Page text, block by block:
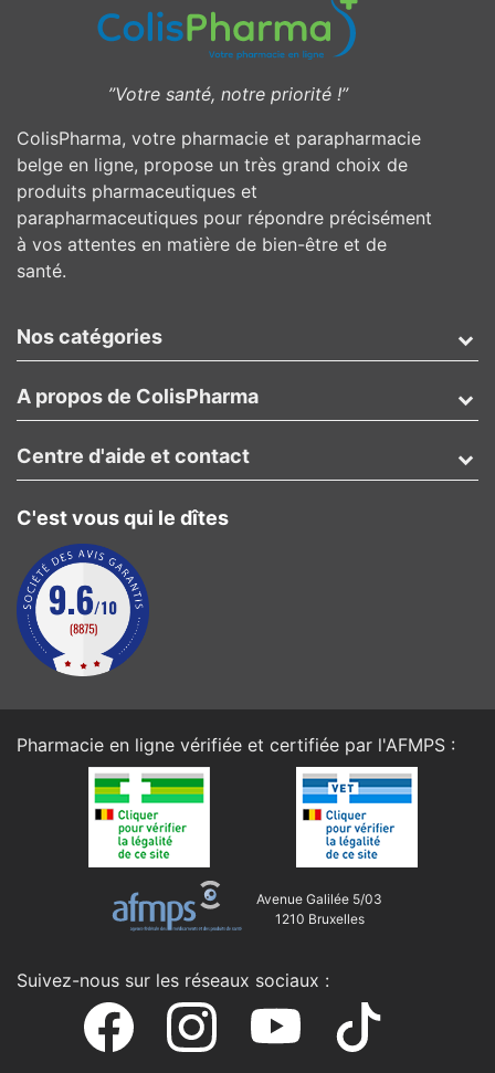
”Votre santé, notre priorité !”
ColisPharma, votre pharmacie et parapharmacie
belge en ligne, propose un très grand choix de
produits pharmaceutiques et
parapharmaceutiques pour répondre précisément
à vos attentes en matière de bien-être et de
santé.
Nos catégories
A propos de ColisPharma
C'est vous qui le dîtes
Centre d'aide et contact
Pharmacie en ligne vérifiée et certifiée par l'AFMPS :
Avenue Galilée 5/03
1210 Bruxelles
Suivez-nous sur les réseaux sociaux :